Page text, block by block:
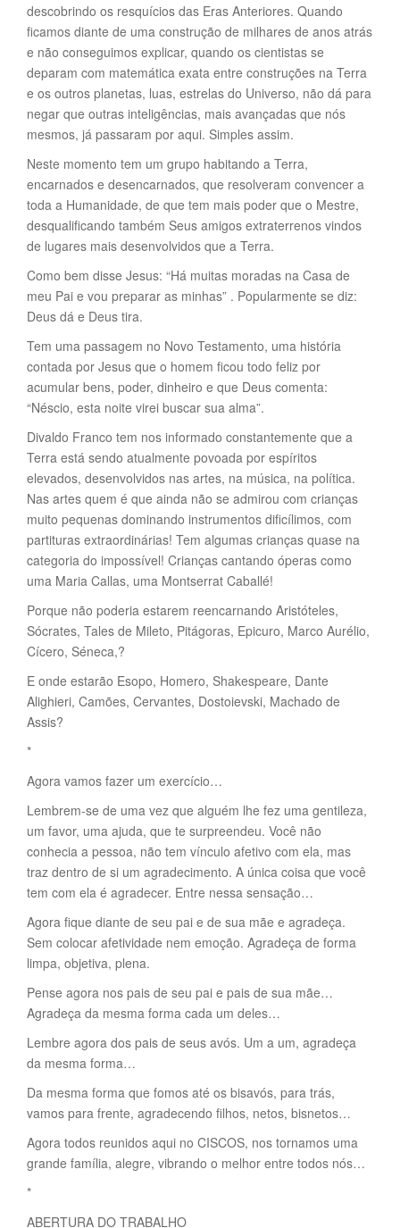
descobrindo os resquícios das Eras Anteriores. Quando
ficamos diante de uma construção de milhares de anos atrás
e não conseguimos explicar, quando os cientistas se
deparam com matemática exata entre construções na Terra
e os outros planetas, luas, estrelas do Universo, não dá para
negar que outras inteligências, mais avançadas que nós
mesmos, já passaram por aqui. Simples assim.
Neste momento tem um grupo habitando a Terra,
encarnados e desencarnados, que resolveram convencer a
toda a Humanidade, de que tem mais poder que o Mestre,
desqualificando também Seus amigos extraterrenos vindos
de lugares mais desenvolvidos que a Terra.
Como bem disse Jesus: “Há muitas moradas na Casa de
meu Pai e vou preparar as minhas” . Popularmente se diz:
Deus dá e Deus tira.
Tem uma passagem no Novo Testamento, uma história
contada por Jesus que o homem ficou todo feliz por
acumular bens, poder, dinheiro e que Deus comenta:
“Néscio, esta noite virei buscar sua alma”.
Divaldo Franco tem nos informado constantemente que a
Terra está sendo atualmente povoada por espíritos
elevados, desenvolvidos nas artes, na música, na política.
Nas artes quem é que ainda não se admirou com crianças
muito pequenas dominando instrumentos dificílimos, com
partituras extraordinárias! Tem algumas crianças quase na
categoria do impossível! Crianças cantando óperas como
uma Maria Callas, uma Montserrat Caballé!
Porque não poderia estarem reencarnando Aristóteles,
Sócrates, Tales de Mileto, Pitágoras, Epicuro, Marco Aurélio,
Cícero, Séneca,?
E onde estarão Esopo, Homero, Shakespeare, Dante
Alighieri, Camões, Cervantes, Dostoievski, Machado de
Assis?
*
Agora vamos fazer um exercício…
Lembrem-se de uma vez que alguém lhe fez uma gentileza,
um favor, uma ajuda, que te surpreendeu. Você não
conhecia a pessoa, não tem vínculo afetivo com ela, mas
traz dentro de si um agradecimento. A única coisa que você
tem com ela é agradecer. Entre nessa sensação…
Agora fique diante de seu pai e de sua mãe e agradeça.
Sem colocar afetividade nem emoção. Agradeça de forma
limpa, objetiva, plena.
Pense agora nos pais de seu pai e pais de sua mãe…
Agradeça da mesma forma cada um deles…
Lembre agora dos pais de seus avós. Um a um, agradeça
da mesma forma…
Da mesma forma que fomos até os bisavós, para trás,
vamos para frente, agradecendo filhos, netos, bisnetos…
Agora todos reunidos aqui no CISCOS, nos tornamos uma
grande família, alegre, vibrando o melhor entre todos nós…
*
ABERTURA DO TRABALHO